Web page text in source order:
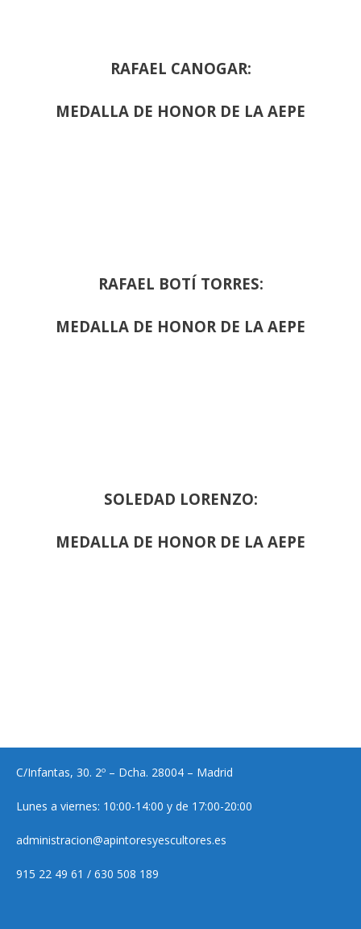
RAFAEL CANOGAR:
MEDALLA DE HONOR DE LA AEPE
RAFAEL BOTÍ TORRES:
MEDALLA DE HONOR DE LA AEPE
SOLEDAD LORENZO:
MEDALLA DE HONOR DE LA AEPE
C/Infantas, 30. 2º – Dcha. 28004 – Madrid
Lunes a viernes: 10:00-14:00 y de 17:00-20:00
administracion@apintoresyescultores.es
915 22 49 61 / 630 508 189